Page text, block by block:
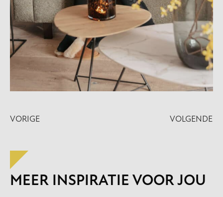
VORIGE VOLGENDE
MEER INSPIRATIE VOOR JOU